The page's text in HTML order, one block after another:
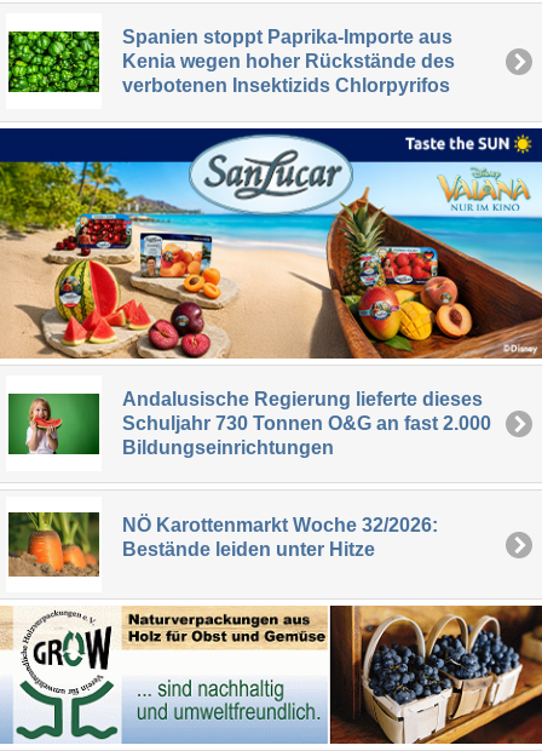
Spanien stoppt Paprika-Importe aus
Kenia wegen hoher Rückstände des
verbotenen Insektizids Chlorpyrifos
Andalusische Regierung lieferte dieses
Schuljahr 730 Tonnen O&G an fast 2.000
Bildungseinrichtungen
NÖ Karottenmarkt Woche 32/2026:
Bestände leiden unter Hitze